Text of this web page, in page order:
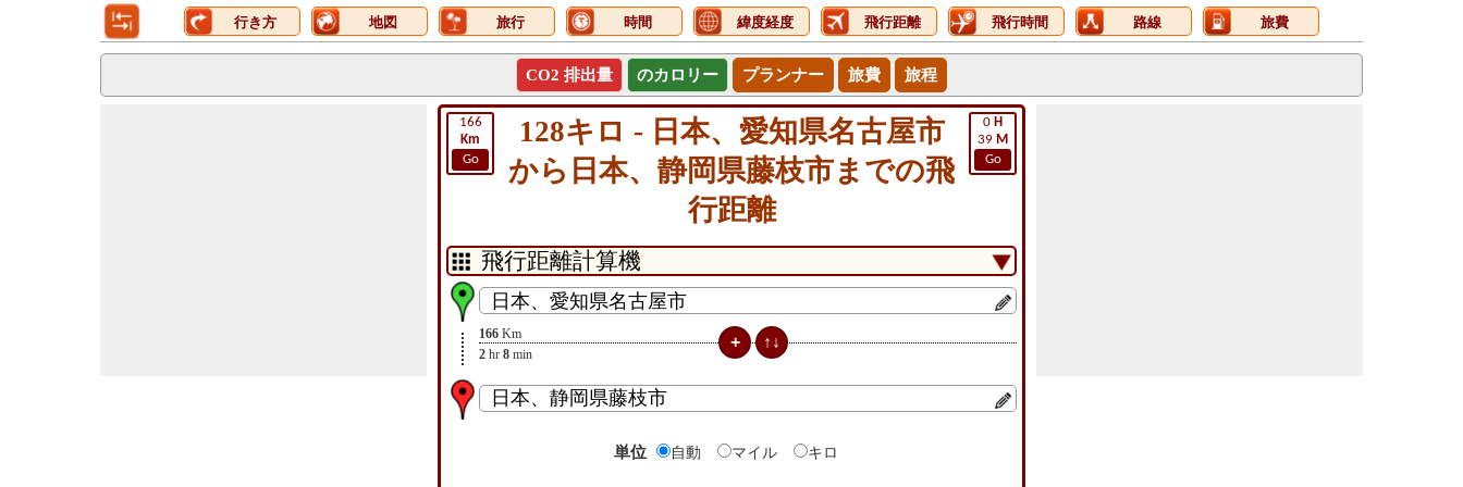
行き方 地図 旅行 時間 緯度経度 飛行距離 飛行時間 路線 旅費
CO2 排出量 のカロリー プランナー 旅費 旅程
166
Km
Go
0 H
39 M
Go
128キロ - 日本、愛知県名古屋市
から日本、静岡県藤枝市までの飛
行距離
166 Km
2 hr 8 min
単位 自動 マイル キロ